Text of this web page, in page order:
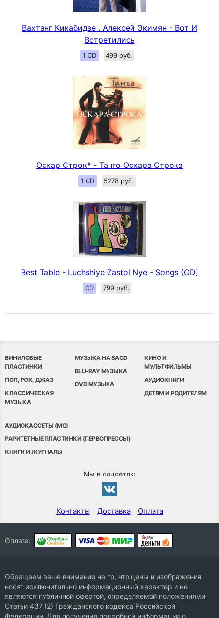
Вахтанг Кикабидзе . Алексей Экимян - Вот И
Встретились
1 CD 499 руб.
Оскар Строк* - Танго Оскара Строка
1 CD 5278 руб.
Best Table - Luchshiye Zastol Nye - Songs (CD)
CD 799 руб.
ВИНИЛОВЫЕ
ПЛАСТИНКИ
ПОП, РОК, ДЖАЗ
КЛАССИЧЕСКАЯ
МУЗЫКА
МУЗЫКА НА SACD
BLU-RAY МУЗЫКА
DVD МУЗЫКА
КИНО И
МУЛЬТФИЛЬМЫ
АУДИОКНИГИ
ДЕТЯМ И РОДИТЕЛЯМ
АУДИОКАССЕТЫ (MC)
РАРИТЕТНЫЕ ПЛАСТИНКИ (ПЕРВОПРЕССЫ)
КНИГИ И ЖУРНАЛЫ
Мы в соцсетях:
Контакты Доставка Оплата
Оплата:
Обращаем ваше внимание на то, что цены и изображения
носят исключительно информационный характер и не
являются публичной офертой, определяемой положениями
Статьи 437 (2) Гражданского кодекса Российской
Федерации. Для получения подробной информации о